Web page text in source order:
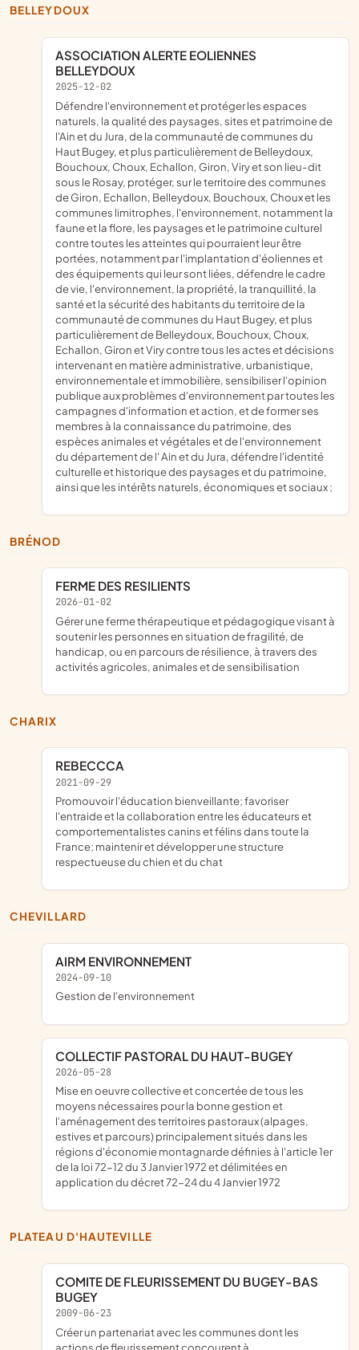
BELLEYDOUX
ASSOCIATION ALERTE EOLIENNES
BELLEYDOUX
2025-12-02
défendre l'environnement et protéger les espaces
naturels, la qualité des paysages, sites et patrimoine de
l'Ain et du Jura, de la communauté de communes du
Haut Bugey, et plus particulièrement de Belleydoux,
Bouchoux, Choux, Echallon, Giron, Viry et son lieu-dit
sous le Rosay, protéger, sur le territoire des communes
de Giron, Echallon, Belleydoux, Bouchoux, Choux et les
communes limitrophes, l'environnement, notamment la
faune et la flore, les paysages et le patrimoine culturel
contre toutes les atteintes qui pourraient leur être
portées, notamment par l'implantation d'éoliennes et
des équipements qui leur sont liées, défendre le cadre
de vie, l'environnement, la propriété, la tranquillité, la
santé et la sécurité des habitants du territoire de la
communauté de communes du Haut Bugey, et plus
particulièrement de Belleydoux, Bouchoux, Choux,
Echallon, Giron et Viry contre tous les actes et décisions
intervenant en matière administrative, urbanistique,
environnementale et immobilière, sensibiliser l'opinion
publique aux problèmes d'environnement par toutes les
campagnes d'information et action, et de former ses
membres à la connaissance du patrimoine, des
espèces animales et végétales et de l'environnement
du département de l' Ain et du Jura, défendre l'identité
culturelle et historique des paysages et du patrimoine,
ainsi que les intérêts naturels, économiques et sociaux ;
BRÉNOD
FERME DES RESILIENTS
2026-01-02
gérer une ferme thérapeutique et pédagogique visant à
soutenir les personnes en situation de fragilité, de
handicap, ou en parcours de résilience, à travers des
activités agricoles, animales et de sensibilisation
CHARIX
REBECCCA
2021-09-29
promouvoir l'éducation bienveillante; favoriser
l'entraide et la collaboration entre les éducateurs et
comportementalistes canins et félins dans toute la
France; maintenir et développer une structure
respectueuse du chien et du chat
CHEVILLARD
AIRM ENVIRONNEMENT
2024-09-10
gestion de l'environnement
COLLECTIF PASTORAL DU HAUT-BUGEY
2026-05-28
mise en oeuvre collective et concertée de tous les
moyens nécessaires pour la bonne gestion et
l'aménagement des territoires pastoraux (alpages,
estives et parcours) principalement situés dans les
régions d'économie montagnarde définies à l'article 1er
de la loi 72-12 du 3 Janvier 1972 et délimitées en
application du décret 72-24 du 4 Janvier 1972
PLATEAU D'HAUTEVILLE
COMITE DE FLEURISSEMENT DU BUGEY-BAS
BUGEY
2009-06-23
créer un partenariat avec les communes dont les
actions de fleurissement concourent à